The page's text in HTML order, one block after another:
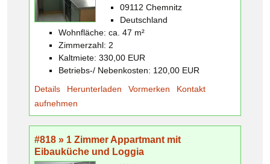
09112 Chemnitz
Deutschland
Wohnfläche: ca. 47 m²
Zimmerzahl: 2
Kaltmiete: 330,00 EUR
Betriebs-/ Nebenkosten: 120,00 EUR
Details
Herunterladen Vormerken
Kontakt
aufnehmen
#818 » 1 Zimmer Appartmant mit
Eibauküche und Loggia